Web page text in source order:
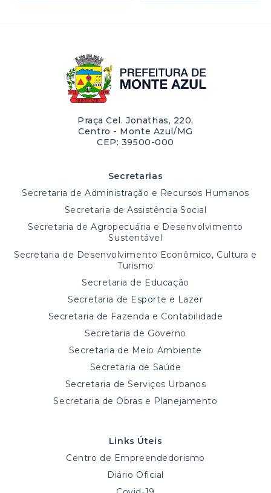
Praça Cel. Jonathas, 220,
Centro - Monte Azul/MG
CEP: 39500-000
Secretarias
Secretaria de Administração e Recursos Humanos
Secretaria de Assistência Social
Secretaria de Agropecuária e Desenvolvimento
Sustentável
Secretaria de Desenvolvimento Econômico, Cultura e
Turismo
Secretaria de Educação
Secretaria de Esporte e Lazer
Secretaria de Fazenda e Contabilidade
Secretaria de Governo
Secretaria de Meio Ambiente
Secretaria de Saúde
Secretaria de Serviços Urbanos
Secretaria de Obras e Planejamento
Links Úteis
Centro de Empreendedorismo
Diário Oficial